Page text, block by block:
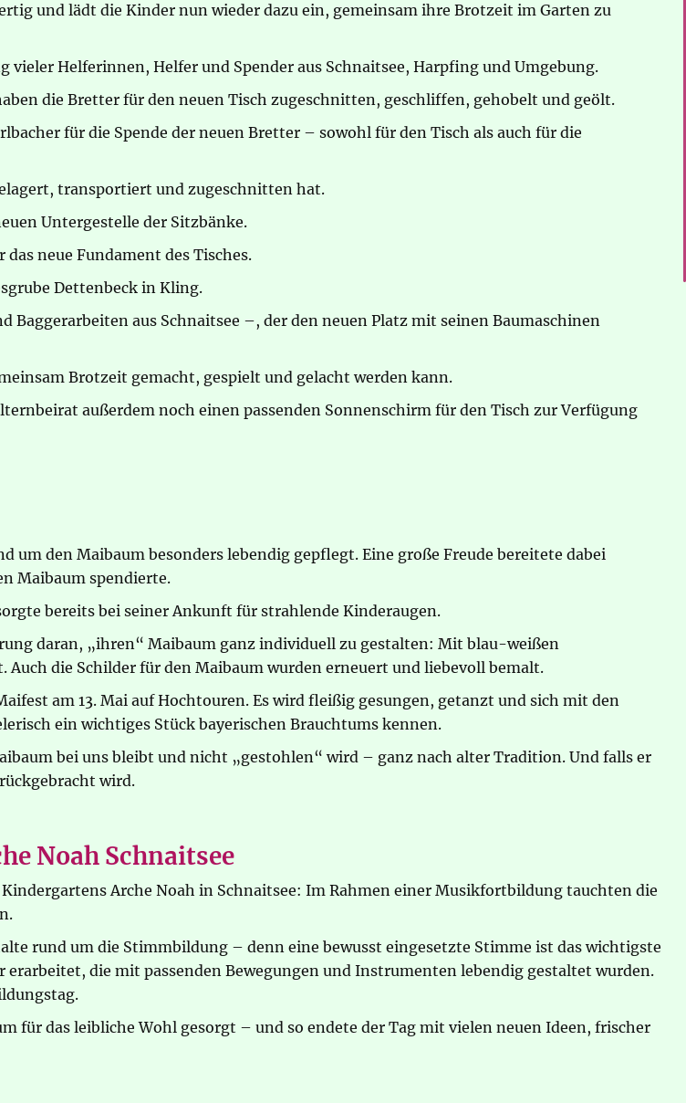
und lädt die Kinder nun wieder dazu ein, gemeinsam ihre Brotzeit im Garten zu
Helferinnen, Helfer und Spender aus Schnaitsee, Harpfing und Umgebung.
die Bretter für den neuen Tisch zugeschnitten, geschliffen, gehobelt und geölt.
für die Spende der neuen Bretter – sowohl für den Tisch als auch für die
transportiert und zugeschnitten hat.
Untergestelle der Sitzbänke.
neue Fundament des Tisches.
Dettenbeck in Kling.
aus Schnaitsee –, der den neuen Platz mit seinen Baumaschinen
Brotzeit gemacht, gespielt und gelacht werden kann.
außerdem noch einen passenden Sonnenschirm für den Tisch zur Verfügung
den Maibaum besonders lebendig gepflegt. Eine große Freude bereitete dabei
Maibaum spendierte.
bereits bei seiner Ankunft für strahlende Kinderaugen.
daran, „ihren“ Maibaum ganz individuell zu gestalten: Mit blau-weißen
die Schilder für den Maibaum wurden erneuert und liebevoll bemalt.
am 13. Mai auf Hochtouren. Es wird fleißig gesungen, getanzt und sich mit den
ein wichtiges Stück bayerischen Brauchtums kennen.
bei uns bleibt und nicht „gestohlen“ wird – ganz nach alter Tradition. Und falls er
wird.
Noah Schnaitsee
Arche Noah in Schnaitsee: Im Rahmen einer Musikfortbildung tauchten die
rund um die Stimmbildung – denn eine bewusst eingesetzte Stimme ist das wichtigste
die mit passenden Bewegungen und Instrumenten lebendig gestaltet wurden.
für das leibliche Wohl gesorgt – und so endete der Tag mit vielen neuen Ideen, frischer